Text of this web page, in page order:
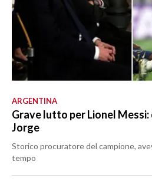
ARGENTINA
Grave lutto per Lionel
Jorge
Storico procuratore del campione,
tempo